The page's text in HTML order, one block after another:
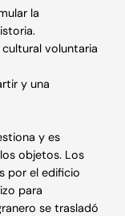
la
voluntaria
y una
y es
objetos. Los
por el edificio
para
se trasladó